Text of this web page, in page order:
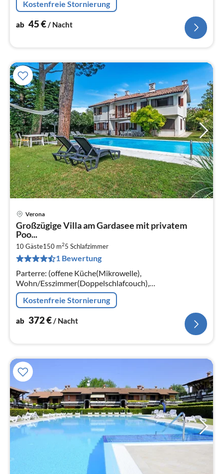
Kostenfreie Stornierung
ab 45€/ Nacht
Verona
Großzügige Villa am Gardasee mit privatem
Poo...
10 Gäste150 m25 Schlafzimmer
1 Bewertung
Parterre: (offene Küche(Mikrowelle),
Wohn/Esszimmer(Doppelschlafcouch),
Schlafzimmer(Doppelbett),
Schlafzimmer(Einzelunterschiebebett, Etagenbett)
Kostenfreie Stornierung
ab 372€/ Nacht